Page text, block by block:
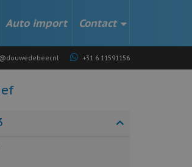
Auto import Contact
+31 6 11591156